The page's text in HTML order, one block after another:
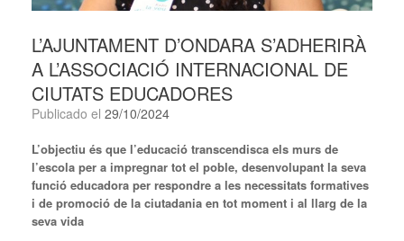
L’AJUNTAMENT D’ONDARA S’ADHERIRÀ
A L’ASSOCIACIÓ INTERNACIONAL DE
CIUTATS EDUCADORES
Publicado el 29/10/2024
L’objectiu és que l’educació transcendisca els murs de
l’escola per a impregnar tot el poble, desenvolupant la seva
funció educadora per respondre a les necessitats formatives
i de promoció de la ciutadania en tot moment i al llarg de la
seva vida